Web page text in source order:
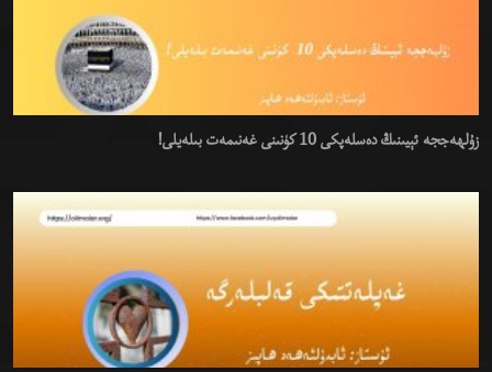
زۇلھەججە ئېيىنىڭ دەسلەپكى 10 كۈنىنى غەنىمەت بىلەيلى!